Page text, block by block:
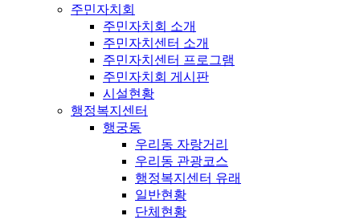
주민자치회
주민자치회 소개
주민자치센터 소개
주민자치센터 프로그램
주민자치회 게시판
시설현황
행정복지센터
행궁동
우리동 자랑거리
우리동 관광코스
행정복지센터 유래
일반현황
단체현황